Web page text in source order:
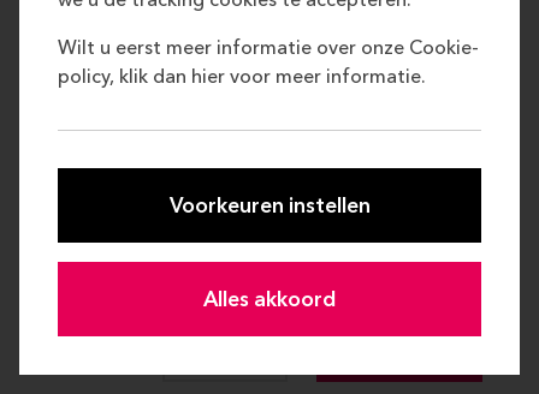
laer toekennen van de SaP-punten.
Student als partner
0 Bijeenkomsten
Wilt u eerst meer informatie over onze Cookie-
policy, klik dan hier voor meer informatie.
Voorkeuren instellen
Alles akkoord